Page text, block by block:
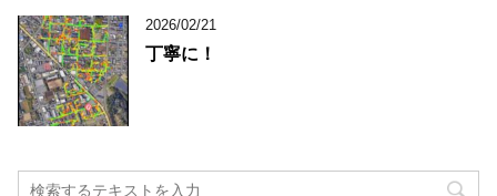
2026/02/21
丁寧に！